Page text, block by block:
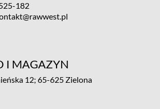
182
I MAGAZYN
12; 65-625 Zielona